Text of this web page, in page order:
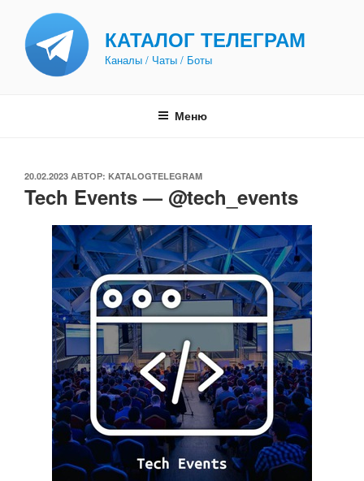
содержимому
КАТАЛОГ ТЕЛЕГРАМ
Каналы / Чаты / Боты
Меню
ОПУБЛИКОВАНО
20.02.2023 АВТОР: KATALOGTELEGRAM
Tech Events — @tech_events